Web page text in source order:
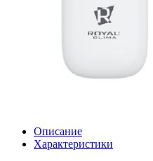
Описание
Характеристики